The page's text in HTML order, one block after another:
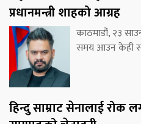
प्रधानमन्त्री शाहको आग्रह
काठमाडौं, २३
समय आउन केही
हिन्दु साम्राट सेनालाई रोक